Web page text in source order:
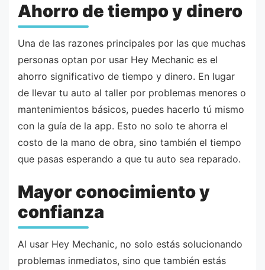
Ahorro de tiempo y dinero
Una de las razones principales por las que muchas
personas optan por usar Hey Mechanic es el
ahorro significativo de tiempo y dinero. En lugar
de llevar tu auto al taller por problemas menores o
mantenimientos básicos, puedes hacerlo tú mismo
con la guía de la app. Esto no solo te ahorra el
costo de la mano de obra, sino también el tiempo
que pasas esperando a que tu auto sea reparado.
Mayor conocimiento y
confianza
Al usar Hey Mechanic, no solo estás solucionando
problemas inmediatos, sino que también estás